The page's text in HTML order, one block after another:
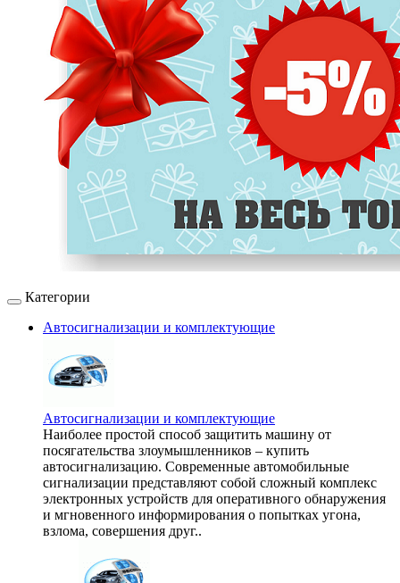
Категории
Автосигнализации и комплектующие
Автосигнализации и комплектующие
Наиболее простой способ защитить машину от
посягательства злоумышленников – купить
автосигнализацию. Современные автомобильные
сигнализации представляют собой сложный комплекс
электронных устройств для оперативного обнаружения
и мгновенного информирования о попытках угона,
взлома, совершения друг..